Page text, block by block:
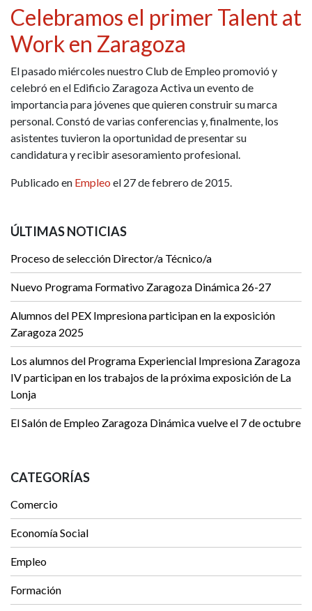
Celebramos el primer Talent at
Work en Zaragoza
El pasado miércoles nuestro Club de Empleo promovió y
celebró en el Edificio Zaragoza Activa un evento de
importancia para jóvenes que quieren construir su marca
personal. Constó de varias conferencias y, finalmente, los
asistentes tuvieron la oportunidad de presentar su
candidatura y recibir asesoramiento profesional.
Publicado en Empleo el 27 de febrero de 2015.
ÚLTIMAS NOTICIAS
Proceso de selección Director/a Técnico/a
Nuevo Programa Formativo Zaragoza Dinámica 26-27
Alumnos del PEX Impresiona participan en la exposición
Zaragoza 2025
Los alumnos del Programa Experiencial Impresiona Zaragoza
IV participan en los trabajos de la próxima exposición de La
Lonja
El Salón de Empleo Zaragoza Dinámica vuelve el 7 de octubre
CATEGORÍAS
Comercio
Economía Social
Empleo
Formación